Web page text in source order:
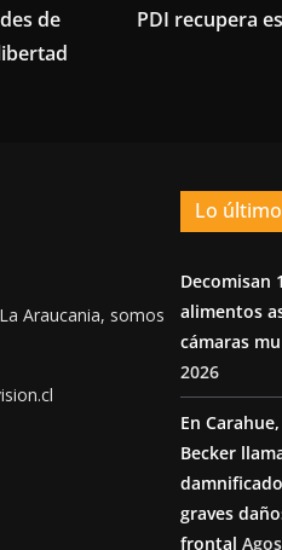
de
PDI recupera
Araucania, somos
Lo último
Decomisan
alimentos
cámaras
2026
En
Becker
graves
frontal